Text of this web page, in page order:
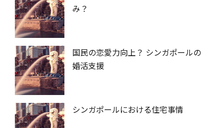
み？
国民の恋愛力向上？ シンガポールの
婚活支援
シンガポールにおける住宅事情